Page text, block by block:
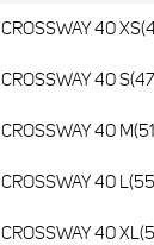
CROSSWAY 40
CROSSWAY 40
CROSSWAY 40
CROSSWAY 40
CROSSWAY 40